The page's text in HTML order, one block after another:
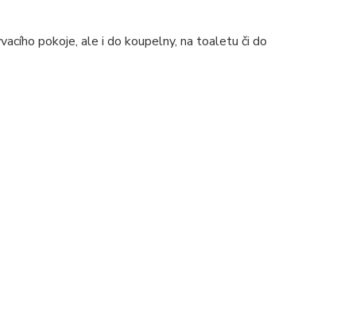
pokoje, ale i do koupelny, na toaletu či do